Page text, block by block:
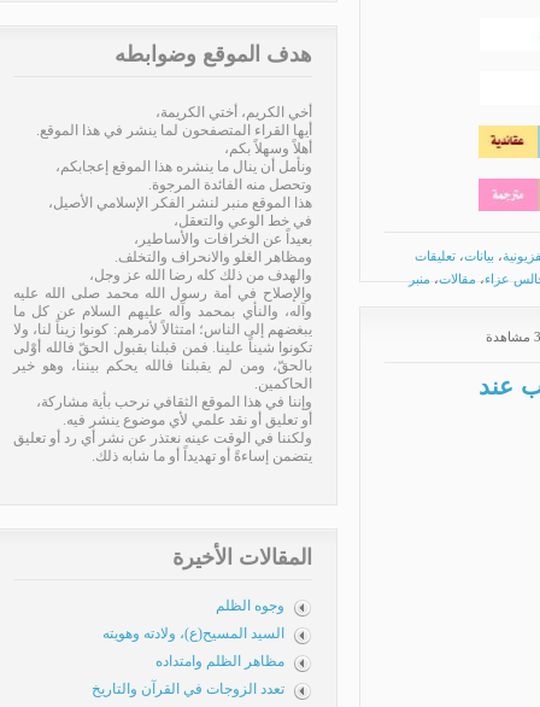
،بيانات،تعليقات
عزاء ،مقالات،منبر
عند
هدف الموقع وضوابطه
أخي الكريم، أختي الكريمة،
أيها القراء المتصفحون لما ينشر في هذا الموقع.
أهلاً وسهلاً بكم،
ونأمل أن ينال ما ينشره هذا الموقع إعجابكم،
وتحصل منه الفائدة المرجوة.
هذا الموقع منبر لنشر الفكر الإسلامي الأصيل،
في خط الوعي والتعقل،
بعيداً عن الخرافات والأساطير،
ومظاهر الغلو والانحراف والتخلف.
والهدف من ذلك كله رضا الله عز وجل،
والإصلاح في أمة رسول الله محمد صلى الله عليه
وآله، والنأي بمحمد وآله عليهم السلام عن كل ما
يبغضهم إلى الناس؛ امتثالاً لأمرهم: كونوا زيناً لنا، ولا
تكونوا شيناً علينا. فمن قبلنا بقبول الحقّ فالله أوْلى
بالحقّ، ومن لم يقبلنا فالله يحكم بيننا، وهو خير
الحاكمين.
وإننا في هذا الموقع الثقافي نرحب بأية مشاركة،
أو تعليق أو نقد علمي لأي موضوع ينشر فيه.
ولكننا في الوقت عينه نعتذر عن نشر أي رد أو تعليق
يتضمن إساءةً أو تهديداً أو ما شابه ذلك.
المقالات الأخيرة
وجوه الظلم
السيد المسيح(ع)، ولادته وهويته
مظاهر الظلم وامتداده
تعدد الزوجات في القرآن والتاريخ